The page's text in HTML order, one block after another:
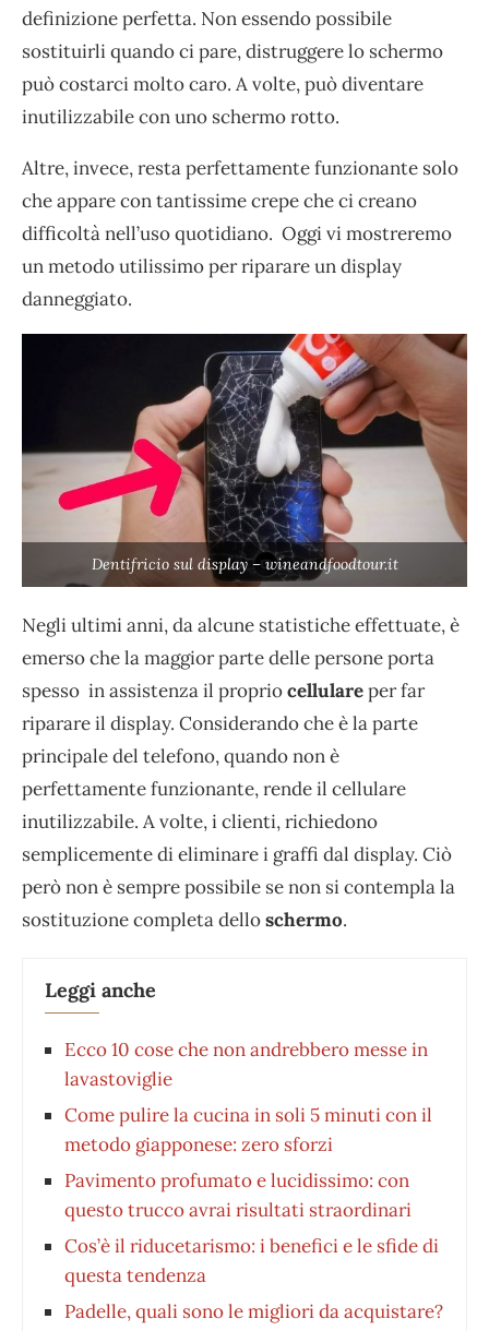
definizione perfetta. Non essendo possibile
sostituirli quando ci pare, distruggere lo schermo
può costarci molto caro. A volte, può diventare
inutilizzabile con uno schermo rotto.
Altre, invece, resta perfettamente funzionante solo
che appare con tantissime crepe che ci creano
difficoltà nell’uso quotidiano. Oggi vi mostreremo
un metodo utilissimo per riparare un display
danneggiato.
Dentifricio sul display – wineandfoodtour.it
Negli ultimi anni, da alcune statistiche effettuate, è
emerso che la maggior parte delle persone porta
spesso in assistenza il propriocellulareper far
riparare il display. Considerando che è la parte
principale del telefono, quando non è
perfettamente funzionante, rende il cellulare
inutilizzabile. A volte, i clienti, richiedono
semplicemente di eliminare i graffi dal display. Ciò
però non è sempre possibile se non si contempla la
sostituzione completa delloschermo.
Leggi anche
Ecco 10 cose che non andrebbero messe in
lavastoviglie
Come pulire la cucina in soli 5 minuti con il
metodo giapponese: zero sforzi
Pavimento profumato e lucidissimo: con
questo trucco avrai risultati straordinari
Cos’è il riducetarismo: i benefici e le sfide di
questa tendenza
Padelle, quali sono le migliori da acquistare?